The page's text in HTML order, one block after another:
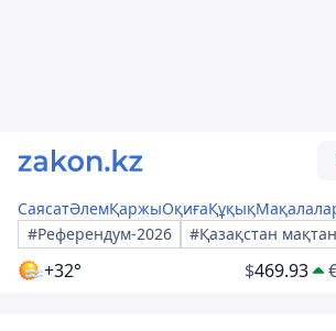
СаясатӘлемҚаржыОқиғаҚұқық
#Референдум-2026
#Қазақстан
+32° $469.93